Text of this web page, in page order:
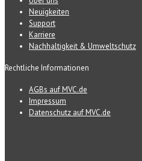
Neuigkeiten
Support
Karriere
Nachhaltigkeit & Umweltschutz
Rechtliche Informationen
AGBs auf MVC.de
Impressum
Datenschutz auf MVC.de